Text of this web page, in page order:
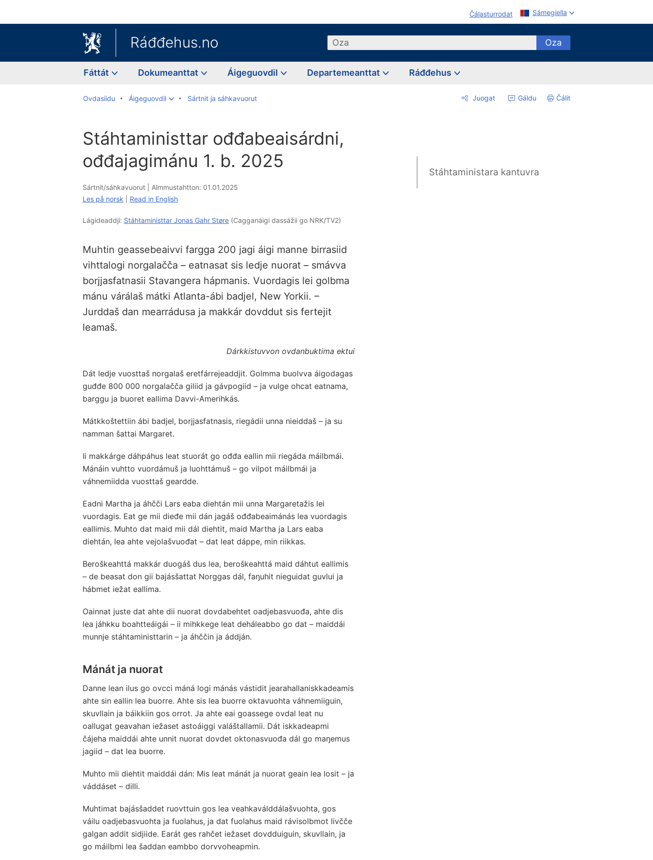
Čálasturrodat Sámegiella
Ráđđehus.no Oza Oza
Fáttát Dokumeanttat Áigeguovdil Departemeanttat Ráđđehus
Ovdasiidu Áigeguovdil Sártnit ja sáhkavuorut Juogat Gáldu Čálit
Stáhtaministtar ođđabeaisárdni,
ođđajagimánu 1. b. 2025
Sártnit/sáhkavuorut | Almmustahtton: 01.01.2025
Les på norsk
Read in English
Lágideaddji: Stáhtaministtar Jonas Gahr Støre (Cagganáigi dassážii go NRK/TV2)
Muhtin geassebeaivvi fargga 200 jagi áigi manne birrasiid
vihttalogi norgalačča – eatnasat sis ledje nuorat – smávva
borjjasfatnasii Stavangera hápmanis. Vuordagis lei golbma
mánu várálaš mátki Atlanta-ábi badjel, New Yorkii. –
Jurddaš dan mearrádusa ja makkár dovddut sis fertejit
leamaš.
Dárkkistuvvon ovdanbuktima ektui
Dát ledje vuosttaš norgalaš eretfárrejeaddjit. Golmma buolvva áigodagas
guđđe 800 000 norgalačča giliid ja gávpogiid – ja vulge ohcat eatnama,
barggu ja buoret eallima Davvi-Amerihkás.
Mátkkoštettiin ábi badjel, borjjasfatnasis, riegádii unna nieiddaš – ja su
namman šattai Margaret.
Ii makkárge dáhpáhus leat stuorát go ođđa eallin mii riegáda máilbmái.
Mánáin vuhtto vuordámuš ja luohttámuš – go vilpot máilbmái ja
váhnemiidda vuosttaš geardde.
Eadni Martha ja áhčči Lars eaba diehtán mii unna Margaretažis lei
vuordagis. Eat ge mii dieđe mii dán jagáš ođđabeaimánás lea vuordagis
eallimis. Muhto dat maid mii dál diehtit, maid Martha ja Lars eaba
diehtán, lea ahte vejolašvuođat – dat leat dáppe, min riikkas.
Beroškeahttá makkár duogáš dus lea, beroškeahttá maid dáhtut eallimis
– de beasat don gii bajásšattat Norggas dál, faŋuhit nieguidat guvlui ja
hábmet iežat eallima.
Oainnat juste dat ahte dii nuorat dovdabehtet oadjebasvuođa, ahte dis
lea jáhkku boahtteáigái – ii mihkkege leat deháleabbo go dat – maiddái
munnje stáhtaministtarin – ja áhččin ja áddján.
Mánát ja nuorat
Danne lean ilus go ovcci máná logi mánás vástidit jearahallaniskkadeamis
ahte sin eallin lea buorre. Ahte sis lea buorre oktavuohta váhnemiiguin,
skuvllain ja báikkiin gos orrot. Ja ahte eai goassege ovdal leat nu
oallugat geavahan iežaset astoáiggi valáštallamii. Dát iskkadeapmi
čájeha maiddái ahte unnit nuorat dovdet oktonasvuođa dál go maŋemus
jagiid – dat lea buorre.
Muhto mii diehtit maiddái dán: Mis leat mánát ja nuorat geain lea losit – ja
váddáset – dilli.
Muhtimat bajásšaddet ruovttuin gos lea veahkaválddálašvuohta, gos
váilu oadjebasvuohta ja fuolahus, ja dat fuolahus maid rávisolbmot livčče
galgan addit sidjiide. Earát ges rahčet iežaset dovdduiguin, skuvllain, ja
go máilbmi lea šaddan eambbo dorvvoheapmin.
Stáhtaministara kantuvra